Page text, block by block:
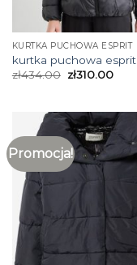
KURTKA PUCHOWA ESPRIT
kurtka puchowa esprit
zł434.00 zł310.00
Promocja!